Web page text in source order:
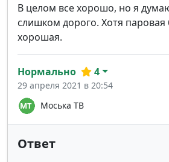
В целом все хорошо, но я
слишком дорого. Хотя паровая
хорошая.
Moська ТВ
Нормально 4
29 апреля 2021 в 20:54
Ответ